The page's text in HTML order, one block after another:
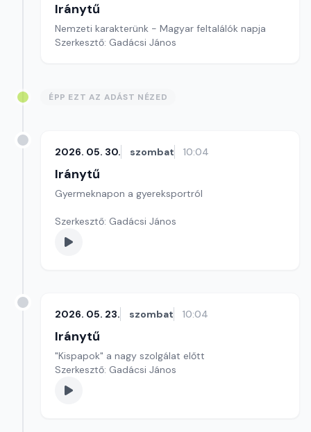
Iránytű
Nemzeti karakterünk - Magyar feltalálók napja
Szerkesztő: Gadácsi János
ÉPP EZT AZ ADÁST NÉZED
2026. 05. 30. szombat 10:04
Iránytű
Gyermeknapon a gyereksportról
Szerkesztő: Gadácsi János
2026. 05. 23. szombat 10:04
Iránytű
"Kispapok" a nagy szolgálat előtt
Szerkesztő: Gadácsi János